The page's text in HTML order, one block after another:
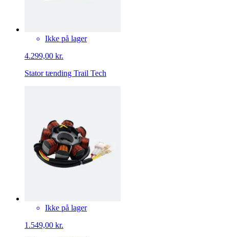
Ikke på lager
4.299,00 kr.
Stator tænding Trail Tech
Ikke på lager
1.549,00 kr.